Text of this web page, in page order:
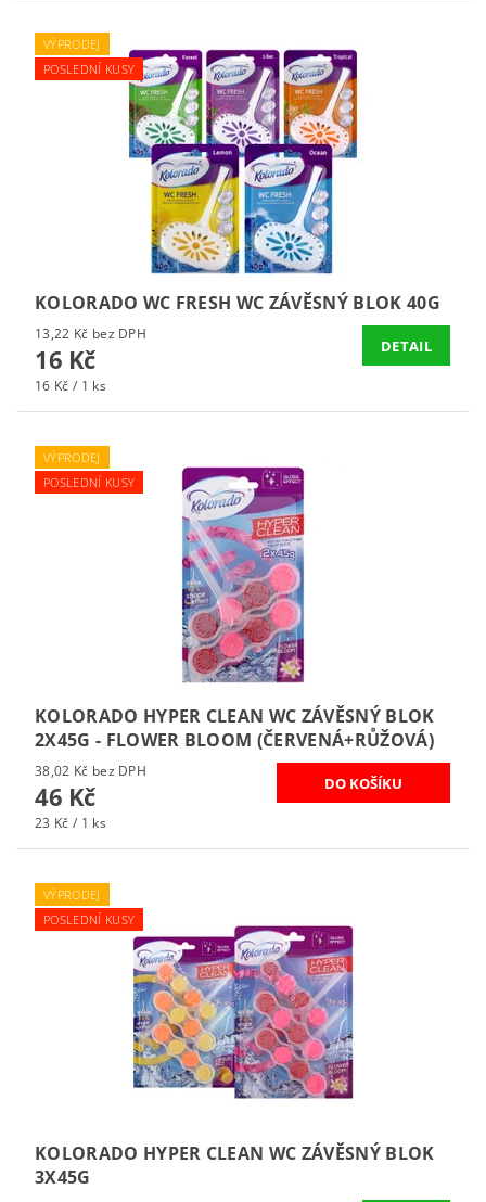
VÝPRODEJ
POSLEDNÍ KUSY
KOLORADO WC FRESH WC ZÁVĚSNÝ BLOK 40G
13,22 Kč bez DPH
16 Kč
16 Kč / 1 ks
DETAIL
VÝPRODEJ
POSLEDNÍ KUSY
KOLORADO HYPER CLEAN WC ZÁVĚSNÝ BLOK
2X45G - FLOWER BLOOM (ČERVENÁ+RŮŽOVÁ)
38,02 Kč bez DPH
46 Kč
23 Kč / 1 ks
VÝPRODEJ
POSLEDNÍ KUSY
KOLORADO HYPER CLEAN WC ZÁVĚSNÝ BLOK
3X45G